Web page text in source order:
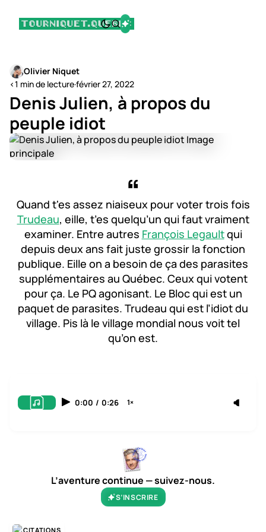
Olivier Niquet
<1 min de lecture·février 27, 2022
Denis Julien, à propos du
peuple idiot
Quand t'es assez niaiseux pour voter trois fois
Trudeau, eille, t’es quelqu’un qui faut vraiment
examiner. Entre autres François Legaultqui
depuis deux ans fait juste grossir la fonction
publique. Eille on a besoin de ça des parasites
supplémentaires au Québec. Ceux qui votent
pour ça. Le PQ agonisant. Le Bloc qui est un
paquet de parasites. Trudeau qui est l’idiot du
village. Pis là le village mondial nous voit tel
qu’on est.
0:00 / 0:26 1×
L’aventure continue — suivez-nous.
S’INSCRIRE
CITATIONS